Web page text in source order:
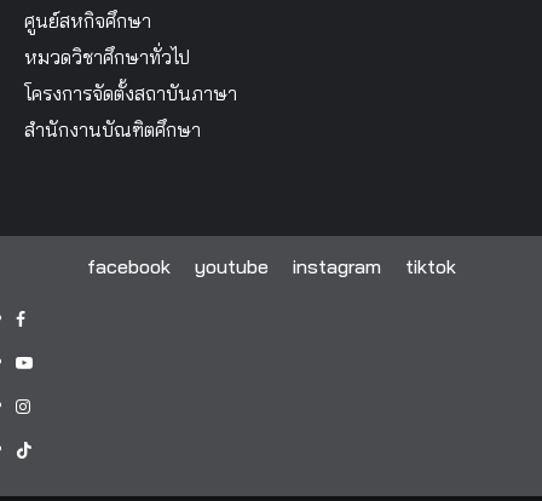
ศูนย์สหกิจศึกษา
หมวดวิชาศึกษาทั่วไป
โครงการจัดตั้งสถาบันภาษา
สำนักงานบัณฑิตศึกษา
facebook youtube instagram tiktok
facebook
youtube
instagram
tiktok